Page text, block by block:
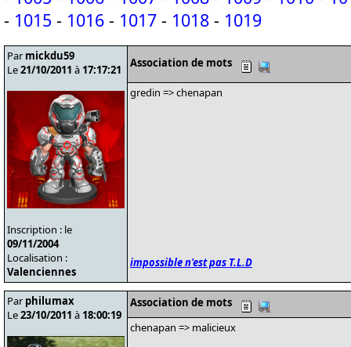
- 1015 - 1016 - 1017 - 1018 - 1019
Par mickdu59
Le21/10/2011 à 17:17:21
Inscription : le
09/11/2004
Localisation :
Valenciennes
Association de mots
gredin => chenapan
impossible n'est pas T.L.D
Par philumax
Le23/10/2011 à 18:00:19
Association de mots
chenapan => malicieux